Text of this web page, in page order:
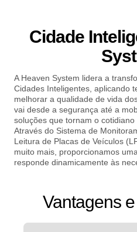
Cidade
A Heaven System lidera a
Cidades Inteligentes, aplicando
melhorar a qualidade de vida
vai desde a segurança até a
soluções que tornam o cotidiano
Através do Sistema de
Leitura de Placas de Veículos
muito mais, proporcionamos
responde dinamicamente às
Vantagens